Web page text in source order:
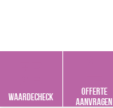
Waardecheck
offerte
aanvragen